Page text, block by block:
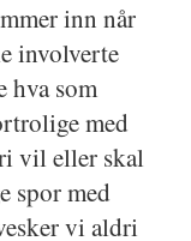
inn når
involverte
hva som
med
vil eller skal
spor med
vi aldri